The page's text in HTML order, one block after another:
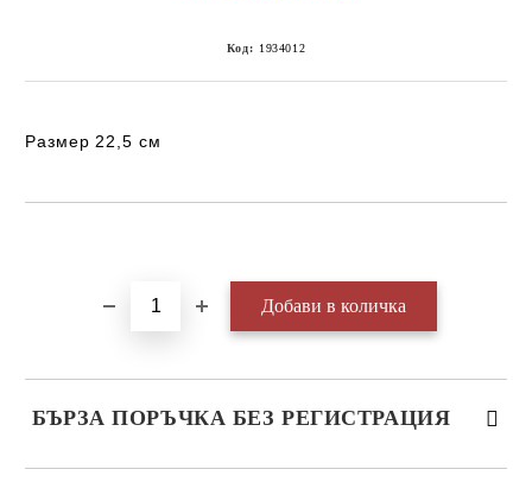
Код: 1934012
Размер 22,5 см
БЪРЗА ПОРЪЧКА БЕЗ РЕГИСТРАЦИЯ